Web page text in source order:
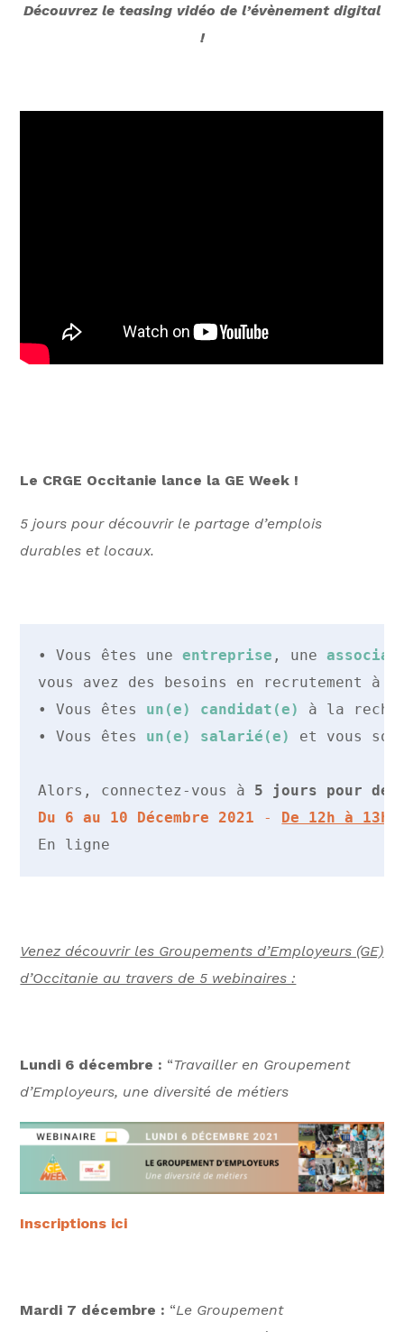
Découvrez le teasing vidéo de l’évènement digital
!
Le CRGE Occitanie lance la GE Week !
5 jours pour découvrir le partage d’emplois
durables et locaux.
• Vous êtes une entreprise , une
vous avez des besoins en recrutement à
• Vous êtes un(e) candidat(e)
à la
• Vous êtes un(e) salarié(e) et vous
Alors, connectez-vous à 5 jours pour
Du 6 au 10 Décembre 2021 - De 12h à 13h
En ligne
Venez découvrir les Groupements d’Employeurs (GE)
d’Occitanie au travers de 5 webinaires :
Lundi 6 décembre : “Travailler en Groupement
d’Employeurs, une diversité de métiers
Inscriptions ici
Mardi 7 décembre : “Le Groupement